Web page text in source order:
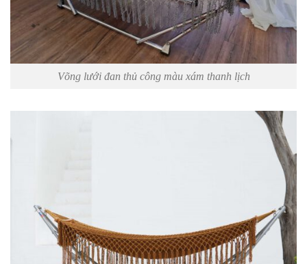
Võng lưới đan thủ công màu xám thanh lịch